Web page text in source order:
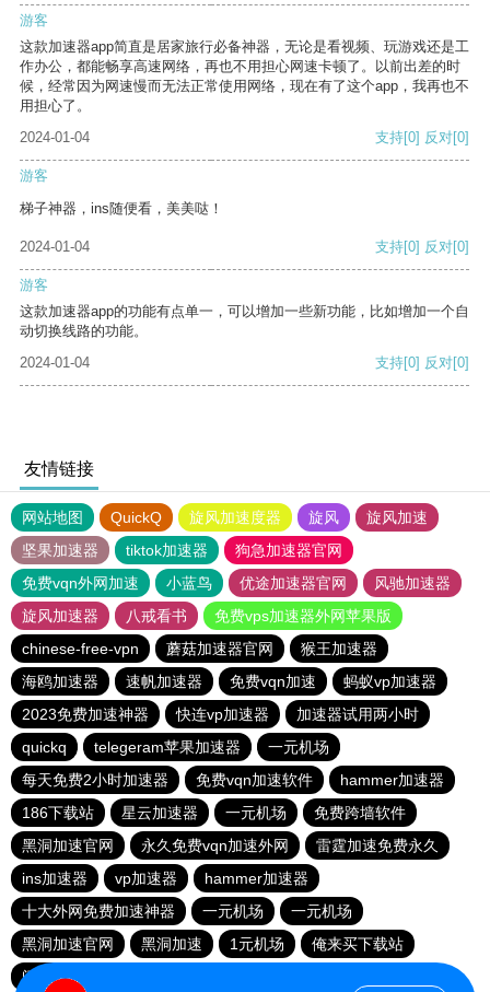
游客
这款加速器app简直是居家旅行必备神器，无论是看视频、玩游戏还是工
作办公，都能畅享高速网络，再也不用担心网速卡顿了。以前出差的时
候，经常因为网速慢而无法正常使用网络，现在有了这个app，我再也不
用担心了。
2024-01-04
支持[0] 反对[0]
游客
梯子神器，ins随便看，美美哒！
2024-01-04 支持[0] 反对[0]
游客
这款加速器app的功能有点单一，可以增加一些新功能，比如增加一个自
动切换线路的功能。
2024-01-04
支持[0] 反对[0]
友情链接
网站地图 QuickQ 旋风加速度器 旋风
旋风加速
坚果加速器
tiktok加速器
狗急加速器官网
免费vqn外网加速
小蓝鸟 优途加速器官网
风驰加速器
旋风加速器
八戒看书
免费vps加速器外网苹果版
chinese-free-vpn
蘑菇加速器官网
猴王加速器
海鸥加速器
速帆加速器 免费vqn加速
蚂蚁vp加速器
2023免费加速神器
快连vp加速器
加速器试用两小时
quickq
telegeram苹果加速器
一元机场
每天免费2小时加速器
免费vqn加速软件
hammer加速器
186下载站
星云加速器 一元机场
免费跨墙软件
黑洞加速官网
永久免费vqn加速外网
雷霆加速免费永久
ins加速器
vp加速器
hammer加速器
十大外网免费加速神器
一元机场
一元机场
黑洞加速官网
黑洞加速 1元机场
俺来买下载站
闪电猫加速器